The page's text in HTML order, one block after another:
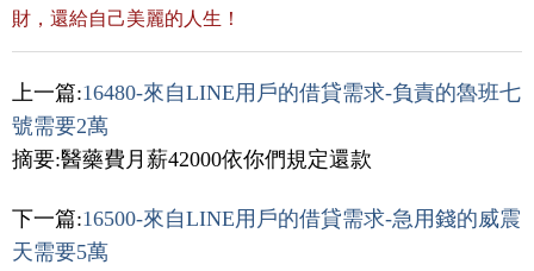
財，還給自己美麗的人生！
上一篇:16480-來自LINE用戶的借貸需求-負責的魯班七
號需要2萬
摘要:醫藥費月薪42000依你們規定還款
下一篇:16500-來自LINE用戶的借貸需求-急用錢的威震
天需要5萬